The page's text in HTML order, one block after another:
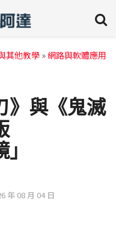
其他教學»網路與軟體應用
》與《鬼滅
年 08 月 04 日